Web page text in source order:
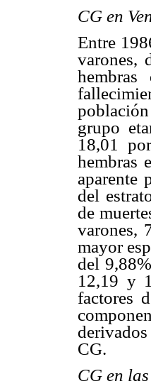
CG en
Entre
varones,
grupo
18,01
hembras
aparente
del
de
varones,
mayor
del
12,19 y
factores
CG.
CG en